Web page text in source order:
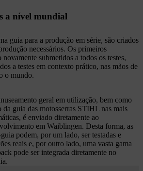
a nível mundial
guia para a produção em série, são criados
necessários. Os primeiros
novamente submetidos a todos os testes,
a testes em contexto prático, nas mãos de
o mundo.
geral em utilização, bem como
da guia das motosserras STIHL nas mais
é enviado diretamente ao
em Waiblingen. Desta forma, as
podem, por um lado, ser testadas e
reais e, por outro lado, uma vasta gama
pode ser integrada diretamente no